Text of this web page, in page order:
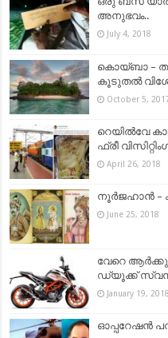
അനുഭവം..
July 4, 2018
കൊയ്‌ബാ –
കൂടുതല്‍
October 5,
റെയില്‍വേ
ഫ്രീ
April 26, 2018
നൂർജഹാൻ –
June 25, 2018
വേറെ
ഡ്യൂക്ക്
January 19, 2018
ഓപ്പറേഷൻ